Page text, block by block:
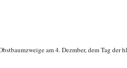
am 4. Dezmber, dem Tag